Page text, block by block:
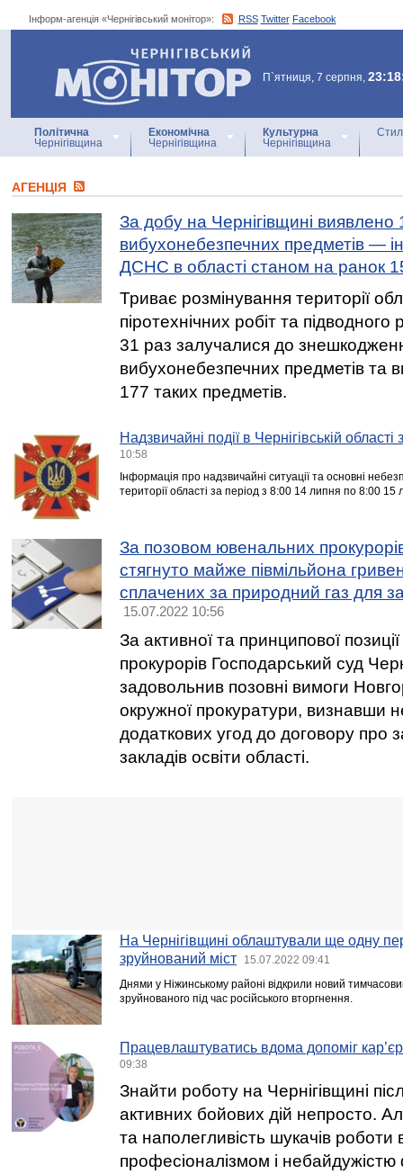
Інформ-агенція «Чернігівський монітор»: RSS Twitter Facebook
Інформ-агенція
«Чернігівський монітор»
П`ятниця, 7 серпня,
Політична
Чернігівщина
Економічна
Чернігівщина
Культурна
Чернігівщина
АГЕНЦIЯ
За добу на Чернігівщині виявлено
вибухонебезпечних предметів —
ДСНС в області станом на ранок
Триває розмінування території
піротехнічних робіт та
31 раз залучалися до
вибухонебезпечних предметів та
177 таких предметів.
Надзвичайні події в Чернігівській
10:58
Інформація про надзвичайні ситуації та основні
території області за період з 8:00 14 липня по 8:00 15
За позовом ювенальних
стягнуто майже півмільйона
сплачених за природний газ для
15.07.2022 10:56
За активної та принципової
прокурорів Господарський суд
задовольнив позовні вимоги
окружної прокуратури, визнавши
додаткових угод до договору про
закладів освіти області.
На Чернігівщині облаштували ще одну
зруйнований міст
15.07.2022 09:41
Днями у Ніжинському районі відкрили новий
зруйнованого під час російського вторгнення.
Працевлаштуватись вдома допоміг
09:38
Знайти роботу на Чернігівщині
активних бойових дій непросто.
та наполегливість шукачів роботи
професіоналізмом і небайдужістю